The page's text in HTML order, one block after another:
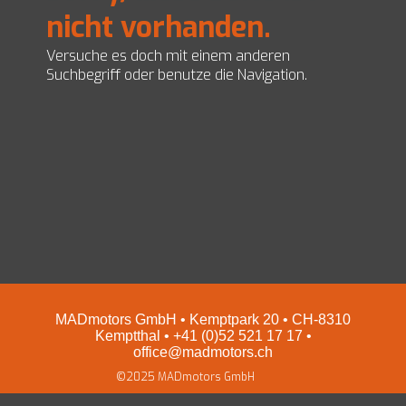
Impressum und Datenschutz
EZ Servolenkungen
Shop
nicht vorhanden.
Versuche es doch mit einem anderen
Suchbegriff oder benutze die Navigation.
MADmotors GmbH • Kemptpark 20 • CH-8310
Kemptthal • +41 (0)52 521 17 17 •
office@madmotors.ch
©2025 MADmotors GmbH